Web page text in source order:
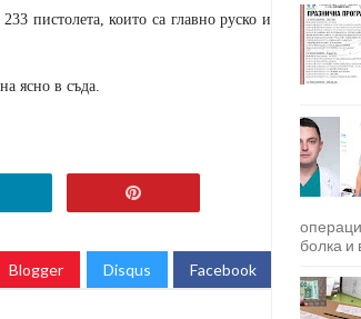
пистолета, които са главно руско и
ясно в съда.
Blogger Disqus Facebook
болка и